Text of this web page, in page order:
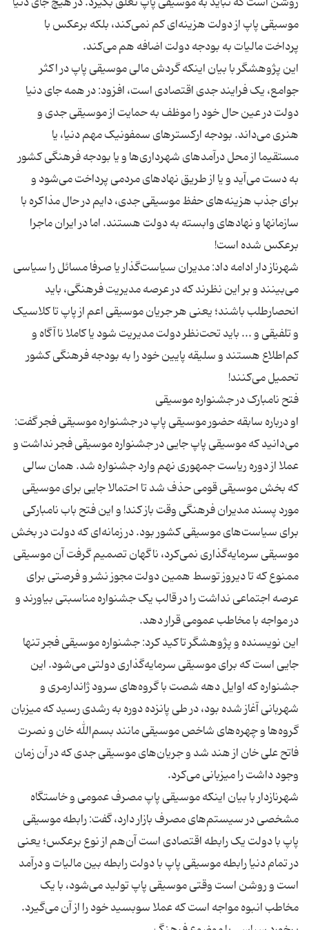
موسیقی پاپ از دولت هزینه‌ای کم نمی‌کند، بلکه برعکس با
این پژوهشگر با بیان اینکه گردش مالی موسیقی پاپ در اکثر
جوامع، یک فرایند جدی اقتصادی است، افزود: در همه جای دنیا
دولت در عین حال خود را موظف به حمایت از موسیقی جدی و
هنری می‌داند. بودجه ارکسترهای سمفونیک مهم دنیا، یا
مستقیما از محل درآمدهای شهرداری‌ها و یا بودجه فرهنگی کشور
به دست می‌آید و یا از طریق نهادهای مردمی پرداخت می‌شود و
برای جذب هزینه‌های حفظ موسیقی جدی، دایم در حال مذاکره با
سازمانها و نهادهای وابسته به دولت هستند. اما در ایران ماجرا
شهرناز دار ادامه داد: مدیران سیاست‌گذار یا صرفا مسائل را سیاسی
می‌بینند و بر این نظرند که در عرصه مدیریت فرهنگی، باید
انحصار‌طلب باشند؛ یعنی هر جریان موسیقی اعم از پاپ تا کلاسیک
و تلفیقی و ... باید تحت‌نظر دولت مدیریت شود یا کاملا ناآگاه و
کم‌اطلاع هستند و سلیقه پایین خود را به بودجه فرهنگی کشور
او درباره سابقه حضور موسیقی پاپ در جشنواره موسیقی فجر گفت:
می‌دانید که موسیقی پاپ جایی در جشنواره موسیقی فجر نداشت و
عملا از دوره‌ ریاست جمهوری نهم وارد جشنواره شد. همان سالی
که بخش موسیقی قومی حذف شد تا احتمالا جایی برای موسیقی
مورد پسند مدیران فرهنگی وقت باز کند! و این فتح باب نامبارکی
برای سیاست‌های موسیقی کشور بود. در زمانه‌ای که دولت در بخش
موسیقی سرمایه‌گذاری نمی‌کرد، ناگهان تصمیم گرفت آن موسیقی
ممنوع که تا دیروز توسط همین دولت مجوز نشر و فرصتی برای
عرصه اجتماعی نداشت را در قالب یک جشنواره مناسبتی بیاورند و
این نویسنده و پژوهشگر تاکید کرد: جشنواره موسیقی فجر تنها
جایی است که برای موسیقی سرمایه‌گذاری دولتی می‌شود. این
جشنواره که اوایل دهه شصت با گروه‌های سرود ژاندارمری و
شهربانی آغاز شده بود، در طی پانزده دوره به رشدی رسید که میزبان
گروه‌ها و چهره‌های شاخص موسیقی‌ مانند بسم‌الله خان و نصرت
فاتح علی خان از هند شد و جریان‌های موسیقی جدی که در آن زمان
شهرنازدار با بیان اینکه موسیقی پاپ مصرف عمومی و خاستگاه
مشخصی در سیستم‌های مصرف بازار دارد، گفت: رابطه موسیقی
پاپ با دولت یک رابطه اقتصادی است آن‌هم از نوع برعکس؛ یعنی
در تمام دنیا رابطه موسیقی پاپ با دولت رابطه بین مالیات و درآمد
است و روشن است وقتی موسیقی پاپ تولید می‌شود، با یک